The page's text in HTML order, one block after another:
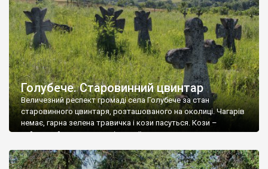
Голубече. Старовинний цвинтар
Величезний респект громаді села Голубече за стан
старовинного цвинтаря, розташованого на околиці. Чагарів
немає, гарна зелена травичка і кози пасуться. Кози –
найкращий регулятор шкідливої, для старих кладовищ,
бруньками, кози ті бруньки обгризають, бо то улюблений